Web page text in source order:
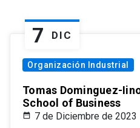
7 DIC
Organización Industrial
Tomas Dominguez-
School of Business
7 de Diciembre de 2023